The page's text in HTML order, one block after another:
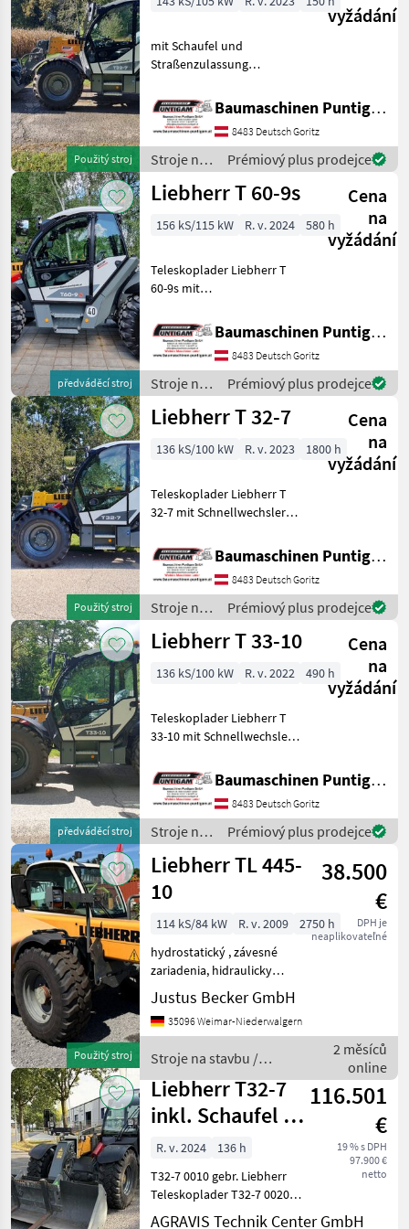
Použitý stroj
vyžádání
mit Schaufel und
Straßenzulassung
Baumaschinen Puntigam
GmbH Unser Spezialgebiet:
Ankauf - Verkauf -
Vermietung von
Baumaschinen Besuchen
Baumaschinen Puntigam GmbH
8483 Deutsch Goritz
Stroje na
stavbu /
Liebherr
Prémiový plus prodejce
předváděcí stroj
Liebherr T 60-9s
Cena
na
vyžádání
156 kS/115 kW R. v. 2024 580 h
Teleskoplader Liebherr T
60-9s mit
Schnellwechsler
Claas/Kramer,
Palettengabel Optional
gegen Aufpreis
Leichtgutschaufel
erhältlich! Referenzn
Baumaschinen Puntigam GmbH
8483 Deutsch Goritz
Stroje na
stavbu /
Liebherr
Prémiový plus prodejce
Použitý stroj
Liebherr T 32-7
Cena
na
vyžádání
136 kS/100 kW R. v. 2023 1800 h
Teleskoplader Liebherr T
32-7 mit Schnellwechsler
Hubkraft 3200 kg, Hubhöhe
6, 9 m, Optional
Leichtgutschaufel gegen
Aufpreis Leichtgutschau
Baumaschinen Puntigam GmbH
8483 Deutsch Goritz
Stroje na
stavbu /
Liebherr
Prémiový plus prodejce
předváděcí stroj
Liebherr T 33-10
Cena
na
vyžádání
136 kS/100 kW R. v. 2022 490 h
Teleskoplader Liebherr T
33-10 mit Schnellwechsler
Referenznummer: 4603
Baumaschinen Puntigam
GmbH Unser Spezialgebiet:
Ankauf - Verk
Baumaschinen Puntigam GmbH
8483 Deutsch Goritz
Stroje na
stavbu /
Liebherr
Prémiový plus prodejce
Použitý stroj
Liebherr TL 445-
10
38.500
€
DPH je
neaplikovateľné
114 kS/84 kW R. v. 2009
2750 h
hydrostatický , závesné
zariadenia, hidraulicky
zablokovať nástroje , 4-
kolesový, : hydrostatický, :
4-kolesový Stroje na stavbu
Justus Becker GmbH
35096 Weimar-Niederwalgern
Stroje na stavbu /
Liebherr
2 měsíců
online
Liebherr T32-7
inkl. Schaufel +
Gabel
116.501
€
19 % s DPH
97.900 €
netto
R. v. 2024
136 h
T32-7 0010 gebr. Liebherr
Teleskoplader T32-7 0020
Hubkraft 3.200 kg 0030
AGRAVIS Technik Center GmbH